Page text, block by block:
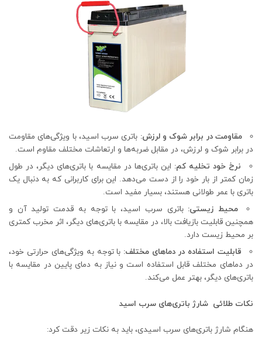
مقاومت در برابر شوک و لرزش: باتری سرب اسید، با ویژگی‌های مقاومت
در برابر شوک و لرزش، در مقابل ضربه‌ها و ارتعاشات مختلف مقاوم است.
نرخ خود تخلیه کم: این باتری‌ها در مقایسه با باتری‌های دیگر، در طول
زمان کمتر از بار خود را از دست می‌دهد. این برای کاربرانی که به دنبال یک
باتری با عمر طولانی هستند، بسیار مفید است.
محیط زیستی: باتری سرب اسید، با توجه به قدمت تولید آن و
همچنین قابلیت بازیافت بالا، در مقایسه با باتری‌های دیگر، اثر مخرب کمتری
بر محیط زیست دارد.
قابلیت استفاده در دماهای مختلف: با توجه به ویژگی‌های حرارتی خود،
در دماهای مختلف قابل استفاده است و نیاز به دمای پایین در مقایسه با
باتری‌های دیگر، بهتر عمل می‌کند.
نکات طلائی شارژ باتری‌های سرب اسید
هنگام شارژ باتری‌های سرب اسیدی، باید به نکات زیر دقت کرد: